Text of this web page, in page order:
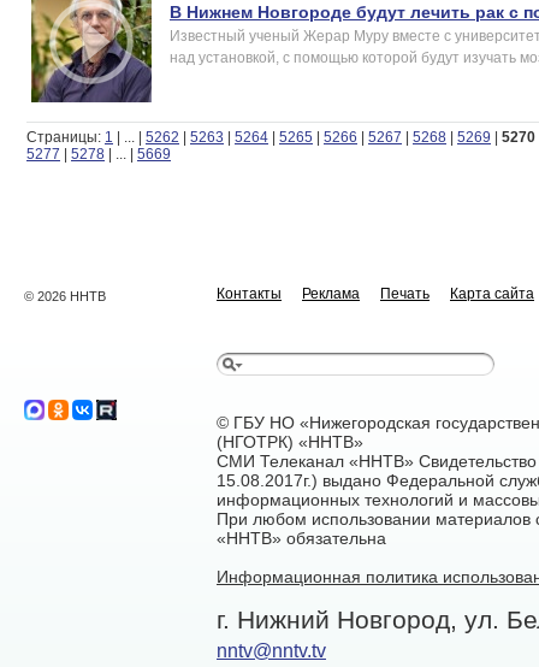
В Нижнем Новгороде будут лечить рак с
Известный ученый Жерар Муру вместе с
над установкой, с помощью которой будут изучать
Страницы: 1 | | 5262 | 5263 | 5264 | 5265 | 5266 | 5267 | 5268 | 5269 | 5270
5277 | 5278 | | 5669
© 2026 ННТВ Контакты Реклама Печать Карта сайта
© ГБУ НО «Нижегородская
(НГОТРК) «ННТВ»
СМИ Телеканал «ННТВ»
15.08.2017г.) выдано Федеральной
информационных технологий и
При любом использовании материалов
«ННТВ» обязательна
Информационная политика
г. Нижний Новгород, ул.
nntv@nntv.tv